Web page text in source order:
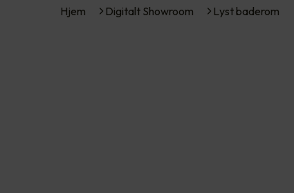
Hjem Digitalt Showroom Lyst baderom